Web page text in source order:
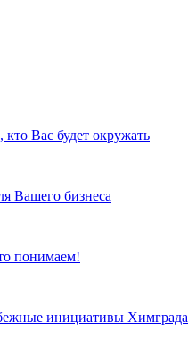
Вас будет окружать
Вашего бизнеса
понимаем!
инициативы Химграда